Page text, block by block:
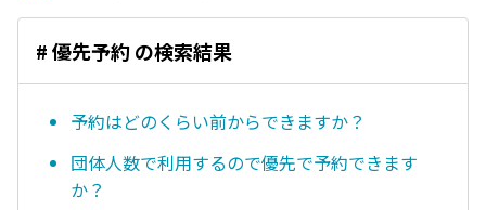
# 優先予約 の検索結果
予約はどのくらい前からできますか？
団体人数で利用するので優先で予約できます
か？